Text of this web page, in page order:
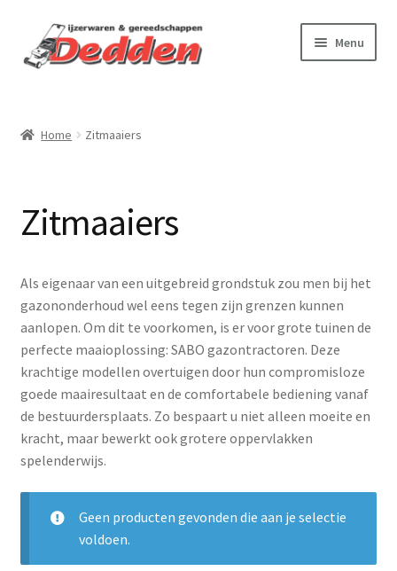
door
naar
Menu
Virtuele tour
Betalen & verzenden
Contact
Over ons
Home Zitmaaiers
Zitmaaiers
Als eigenaar van een uitgebreid grondstuk zou men bij het
gazononderhoud wel eens tegen zijn grenzen kunnen
aanlopen. Om dit te voorkomen, is er voor grote tuinen de
perfecte maaioplossing: SABO gazontractoren. Deze
krachtige modellen overtuigen door hun compromisloze
goede maairesultaat en de comfortabele bediening vanaf
de bestuurdersplaats. Zo bespaart u niet alleen moeite en
kracht, maar bewerkt ook grotere oppervlakken
spelenderwijs.
Geen producten gevonden die aan je selectie
voldoen.